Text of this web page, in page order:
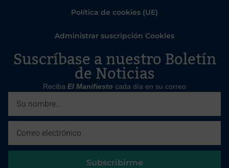
Política de cookies (UE)
Administrar suscripción Cookies
Suscríbase a nuestro Boletín
de Noticias
Reciba El Manifiesto cada día en su correo
Subscribirme